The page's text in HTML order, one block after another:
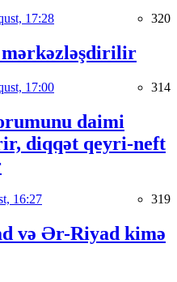
17:28 320
17:00 314
daimi
diqqət qeyri-neft
16:27 319
və Ər-Riyad kimə